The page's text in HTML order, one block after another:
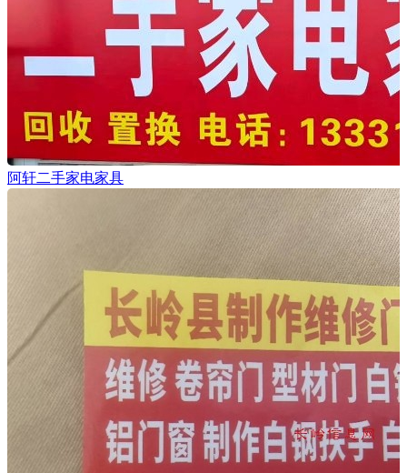
阿轩二手家电家具